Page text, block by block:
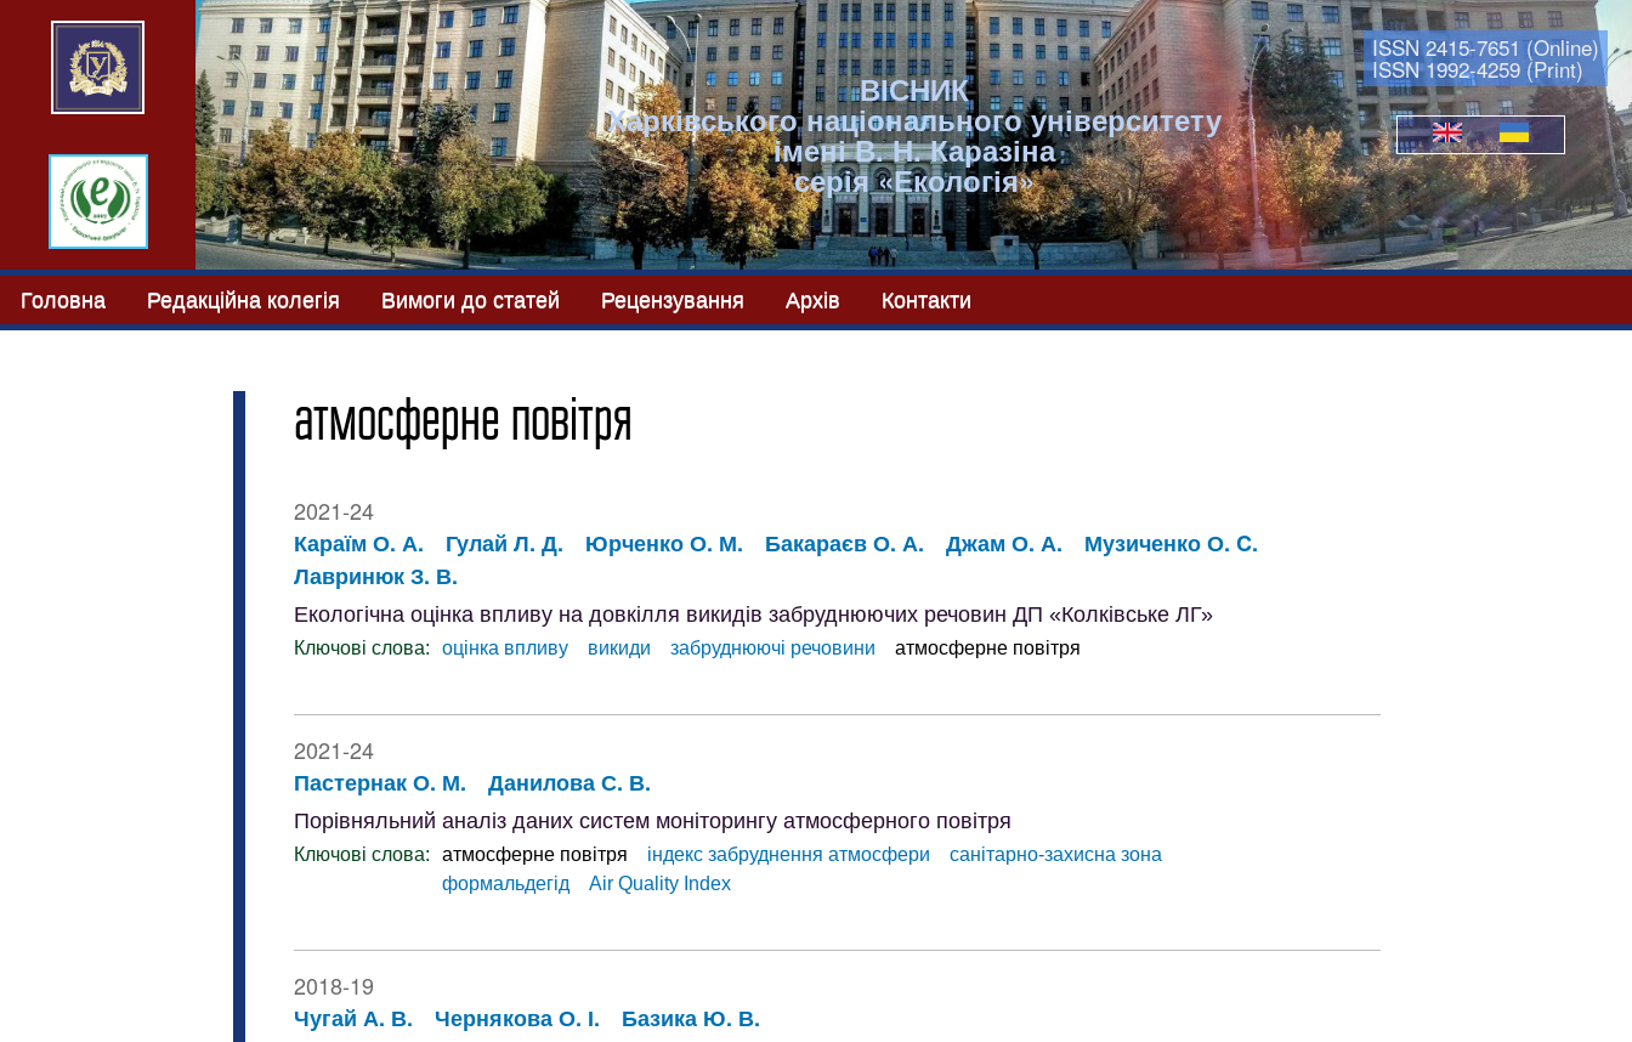
Мови
ВІСНИК
Харківського національного університету
імені В. Н. Каразіна
серія «Екологія»
ISSN 2415-7651 (Online)
ISSN 1992-4259 (Print)
Головна Редакційна колегія Вимоги до статей Рецензування Архів Контакти
атмосферне повітря
2021-24
Караїм О. А.
Гулай Л. Д. Юрченко О. М. Бакараєв О. А. Джам О. А.
Музиченко О. C.
Лавринюк З. В.
Екологічна оцінка впливу на довкілля викидів забруднюючих речовин ДП «Колківське ЛГ»
Ключові слова: оцінка впливу викиди забруднюючі речовини атмосферне повітря
2021-24
Пастернак О. М.
Данилова С. В.
Порівняльний аналіз даних систем моніторингу атмосферного повітря
Ключові слова: атмосферне повітря індекс забруднення атмосфери
санітарно-захисна зона
формальдегід
Air Quality Index
2018-19
Чугай А. В.
Чернякова О. І. Базика Ю. В.